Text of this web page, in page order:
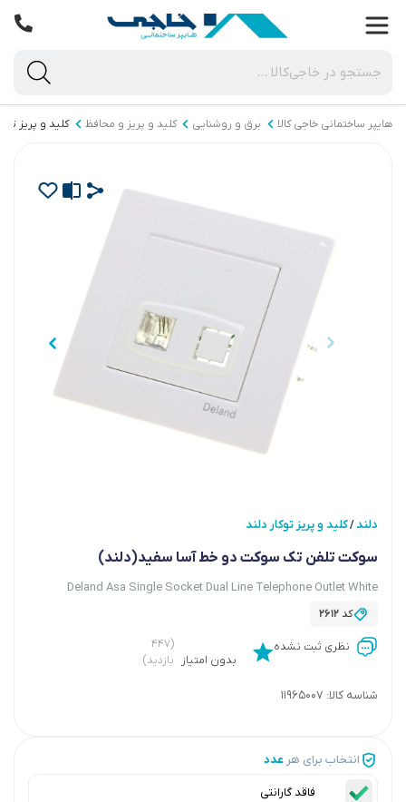
هایپر ساختمانی خاجی‌ کالا برق و روشنایی کلید و پریز و محافظ کلید و پریز
دلند/کلید و پریز توکار دلند
سوکت تلفن تک سوکت دو خط آسا سفید(دلند)
Deland Asa Single Socket Dual Line Telephone Outlet White
کد2612
نظری ثبت نشده
بدون امتیاز
(۴۴۷
بازدید)
شناسه کالا: 11965007
انتخاب برای هر عدد
فاقد گارانتی